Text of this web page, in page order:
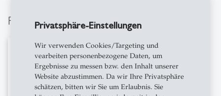
Privatsphäre-Einstellungen
Wir verwenden Cookies/Targeting und
vearbeiten personenbezogene Daten, um
Ergebnisse zu messen bzw. den Inhalt unserer
Website abzustimmen. Da wir Ihre Privatsphäre
schätzen, bitten wir Sie um Erlaubnis. Sie
Full text of issue